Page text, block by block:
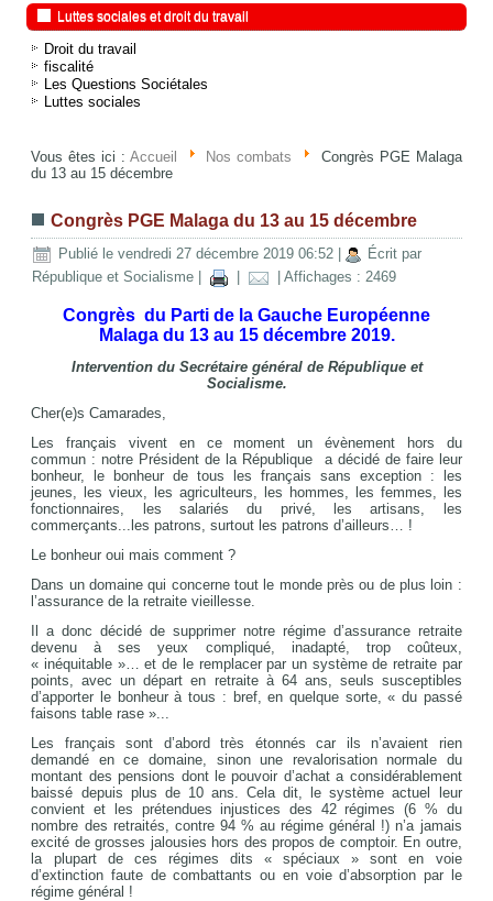
Luttes sociales et droit du travail
Droit du travail
fiscalité
Les Questions Sociétales
Luttes sociales
Vous êtes ici : Accueil Nos combats
Congrès PGE Malaga
du 13 au 15 décembre
Congrès PGE Malaga du 13 au 15 décembre
Publié le vendredi 27 décembre 2019 06:52
Écrit par
République et Socialisme
| Affichages : 2469
Congrès du Parti de la Gauche Européenne
Malaga du 13 au 15 décembre 2019.
Intervention du Secrétaire général de République et
Socialisme.
Cher(e)s Camarades,
Les français vivent en ce moment un évènement hors du
commun : notre Président de la République a décidé de faire leur
bonheur, le bonheur de tous les français sans exception : les
jeunes, les vieux, les agriculteurs, les hommes, les femmes, les
fonctionnaires, les salariés du privé, les artisans, les
commerçants...les patrons, surtout les patrons d’ailleurs… !
Le bonheur oui mais comment ?
Dans un domaine qui concerne tout le monde près ou de plus loin :
l’assurance de la retraite vieillesse.
Il a donc décidé de supprimer notre régime d’assurance retraite
devenu à ses yeux compliqué, inadapté, trop coûteux,
« inéquitable »… et de le remplacer par un système de retraite par
points, avec un départ en retraite à 64 ans, seuls susceptibles
d’apporter le bonheur à tous : bref, en quelque sorte, « du passé
faisons table rase »...
Les français sont d’abord très étonnés car ils n’avaient rien
demandé en ce domaine, sinon une revalorisation normale du
montant des pensions dont le pouvoir d’achat a considérablement
baissé depuis plus de 10 ans. Cela dit, le système actuel leur
convient et les prétendues injustices des 42 régimes (6 % du
nombre des retraités, contre 94 % au régime général !) n’a jamais
excité de grosses jalousies hors des propos de comptoir. En outre,
la plupart de ces régimes dits « spéciaux » sont en voie
d’extinction faute de combattants ou en voie d’absorption par le
régime général !